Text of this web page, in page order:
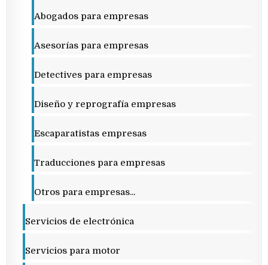
Abogados para empresas
Asesorías para empresas
Detectives para empresas
Diseño y reprografía empresas
Escaparatistas empresas
Traducciones para empresas
Otros para empresas...
Servicios de electrónica
Servicios para motor